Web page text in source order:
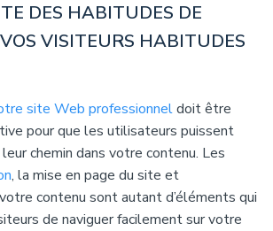
DES HABITUDES DE
VISITEURS HABITUDES
site Web professionneldoit être
pour que les utilisateurs puissent
chemin dans votre contenu. Les
, la mise en page du site et
contenu sont autant d’éléments qui
de naviguer facilement sur votre